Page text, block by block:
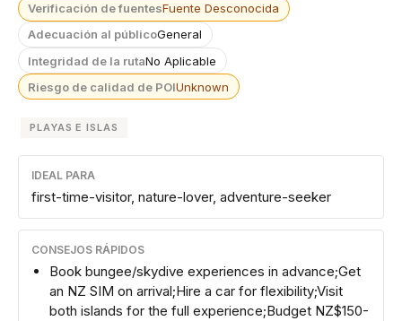
Verificación de fuentesFuente Desconocida
Adecuación al públicoGeneral
Integridad de la rutaNo Aplicable
Riesgo de calidad de POIUnknown
PLAYAS E ISLAS
IDEAL PARA
first-time-visitor, nature-lover, adventure-seeker
CONSEJOS RÁPIDOS
Book bungee/skydive experiences in advance;Get
an NZ SIM on arrival;Hire a car for flexibility;Visit
both islands for the full experience;Budget NZ$150-